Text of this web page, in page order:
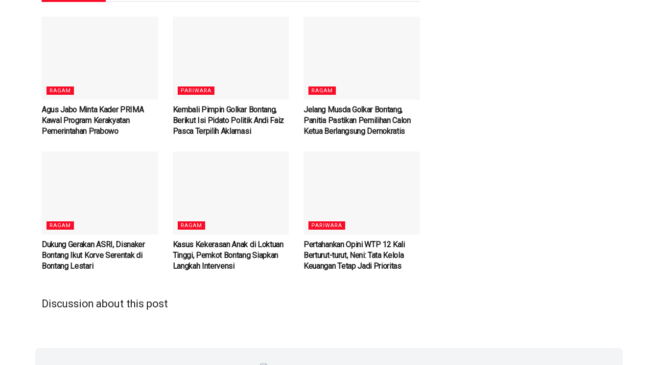
RAGAM
Agus Jabo Minta Kader PRIMA
Kawal Program Kerakyatan
Pemerintahan Prabowo
PARIWARA
Kembali Pimpin Golkar Bontang,
Berikut Isi Pidato Politik Andi Faiz
Pasca Terpilih Aklamasi
RAGAM
Jelang Musda Golkar Bontang,
Panitia Pastikan Pemilihan Calon
Ketua Berlangsung Demokratis
RAGAM
Dukung Gerakan ASRI, Disnaker
Bontang Ikut Korve Serentak di
Bontang Lestari
RAGAM
Kasus Kekerasan Anak di Loktuan
Tinggi, Pemkot Bontang Siapkan
Langkah Intervensi
PARIWARA
Pertahankan Opini WTP 12 Kali
Berturut-turut, Neni: Tata Kelola
Keuangan Tetap Jadi Prioritas
Discussion about this post